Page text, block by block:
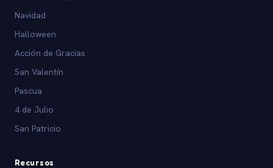
Navidad
Halloween
Acción de Gracias
San Valentín
Pascua
4 de Julio
San Patricio
Recursos